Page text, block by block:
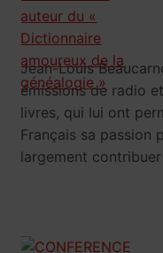
Jean-Louis
émissions de radio
livres, qui lui ont
Français sa passion
largement